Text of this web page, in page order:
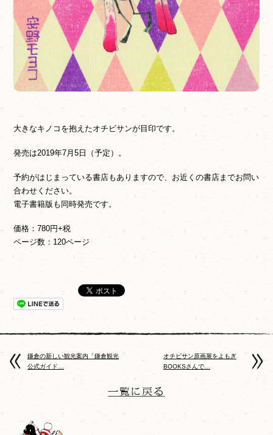
大きなキノコを抱えたオチビサンが目印です。
発売は2019年7月5日（予定）。
予約がはじまっている書店もありますので、お近くの書店までお問い
合わせください。
電子書籍版も同時発売です。
価格：780円+税
ページ数：120ページ
鎌倉の新しい観光案内「鎌倉観光
公式ガイド…
オチビサン原画展をよもぎ
BOOKSさんで…